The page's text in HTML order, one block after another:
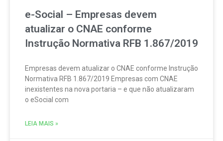
e-Social – Empresas devem
atualizar o CNAE conforme
Instrução Normativa RFB 1.867/2019
Empresas devem atualizar o CNAE conforme Instrução
Normativa RFB 1.867/2019 Empresas com CNAE
inexistentes na nova portaria – e que não atualizaram
o eSocial com
LEIA MAIS »